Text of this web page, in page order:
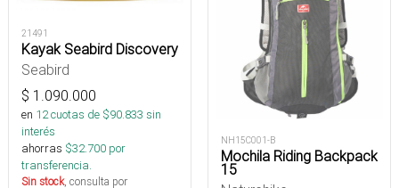
21491
Kayak Seabird Discovery
Seabird
$ 1.090.000
en 12cuotas de $90.833 sin
interés
ahorras $32.700 por
transferencia.
Sin stock, consulta por
NH15C001-B
Mochila Riding Backpack
15